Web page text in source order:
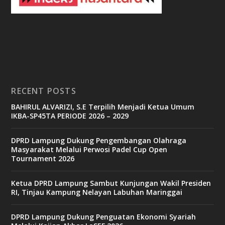
e
t
e
t
c
a
s
n
o
v
RECENT POSTS
BAHIRUL ALVARIZI, S.E Terpilih Menjadi Ketua Umum
IKBA-SP45TA PERIODE 2026 – 2029
DPRD Lampung Dukung Pengembangan Olahraga
Masyarakat Melalui Perwosi Padel Cup Open
Tournament 2026
Ketua DPRD Lampung Sambut Kunjungan Wakil Presiden
RI, Tinjau Kampung Nelayan Labuhan Maringgai
DPRD Lampung Dukung Penguatan Ekonomi Syariah